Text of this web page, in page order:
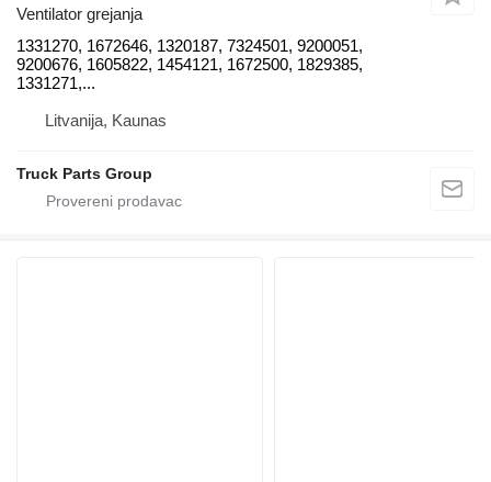
Ventilator grejanja
1331270, 1672646, 1320187, 7324501, 9200051,
9200676, 1605822, 1454121, 1672500, 1829385,
1331271,...
Litvanija, Kaunas
Truck Parts Group